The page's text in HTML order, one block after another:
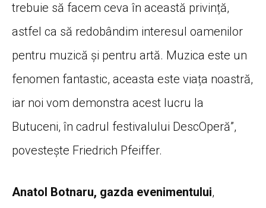
trebuie să facem ceva în această privință,
astfel ca să redobândim interesul oamenilor
pentru muzică și pentru artă. Muzica este un
fenomen fantastic, aceasta este viața noastră,
iar noi vom demonstra acest lucru la
Butuceni, în cadrul festivalului DescOperă”,
povestește Friedrich Pfeiffer.
Anatol Botnaru, gazda evenimentului,